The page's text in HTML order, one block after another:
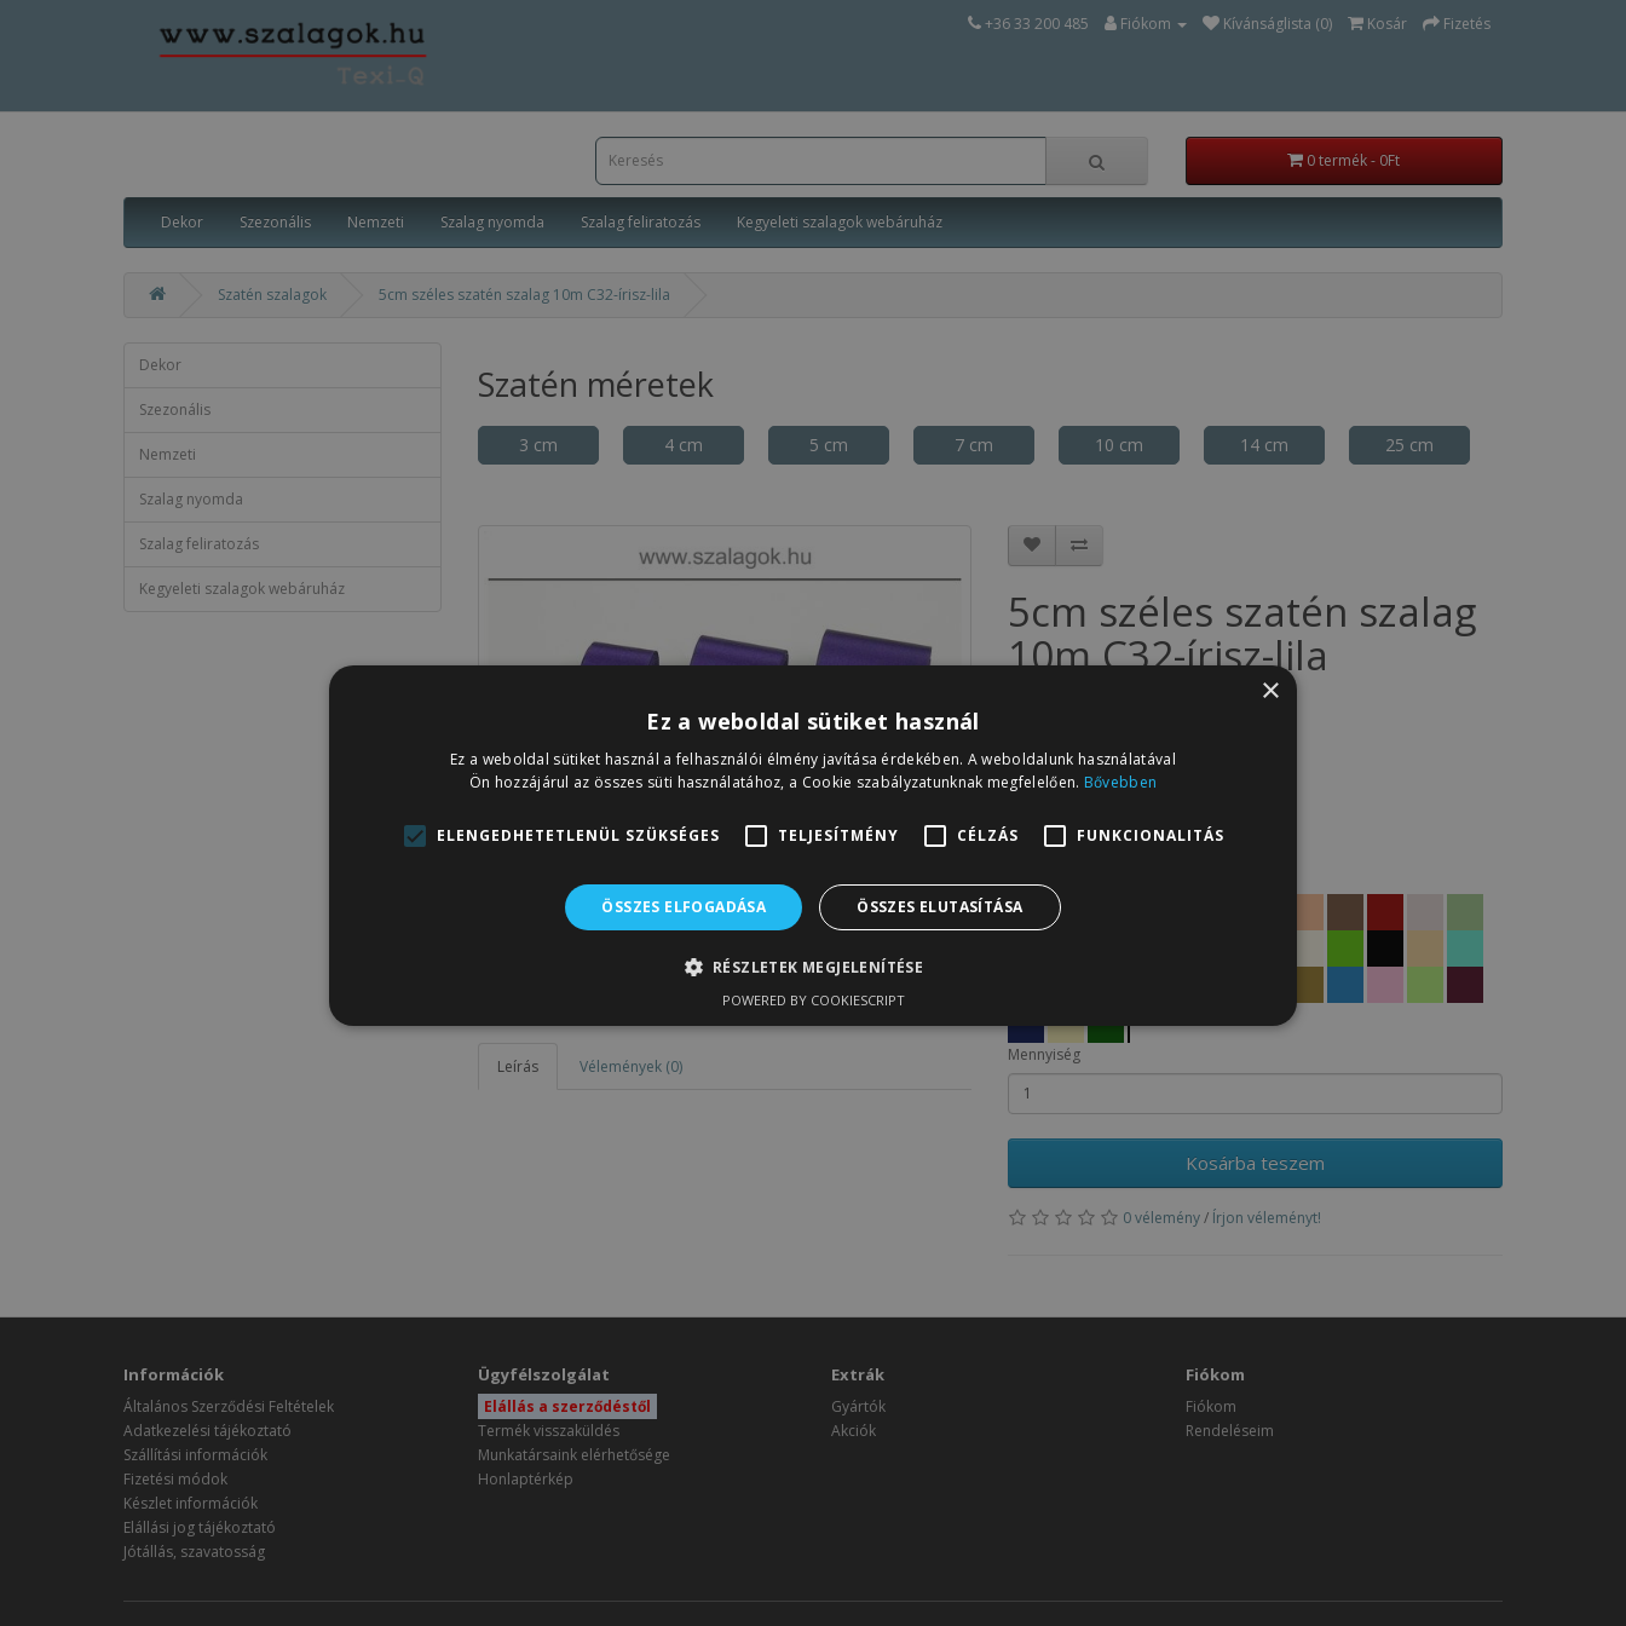
+36 33 200 485 Fiókom Kívánságlista (0) Kosár Fizetés
0 termék - 0Ft
Dekor Szezonális Nemzeti Szalag nyomda Szalag feliratozás Kegyeleti szalagok webáruház
Szatén szalagok 5cm széles szatén szalag 10m C32-írisz-lila
Dekor
Szezonális
Nemzeti
Szalag nyomda
Szalag feliratozás
Kegyeleti szalagok webáruház
Szatén méretek
3 cm 4 cm 5 cm 7 cm 10 cm 14 cm 25 cm
Leírás Vélemények (0)
5cm széles szatén szalag
10m C32-írisz-lila
780Ft
Nettó ár:
Mennyiség
Kosárba teszem
0 vélemény/ Írjon véleményt!
Információk
Általános Szerződési Feltételek
Adatkezelési tájékoztató
Szállítási információk
Fizetési módok
Készlet információk
Elállási jog tájékoztató
Jótállás, szavatosság
Ügyfélszolgálat
Elállás a szerződéstől
Termék visszaküldés
Munkatársaink elérhetősége
Honlaptérkép
Extrák
Gyártók
Akciók
Fiókom
Fiókom
Rendeléseim
×
Ez a weboldal sütiket használ
Ez a weboldal sütiket használ a felhasználói élmény javítása érdekében. A weboldalunk használatával
Ön hozzájárul az összes süti használatához, a Cookie szabályzatunknak megfelelően. Bővebben
ELENGEDHETETLENÜL SZÜKSÉGES TELJESÍTMÉNY CÉLZÁS FUNKCIONALITÁS
ÖSSZES ELFOGADÁSA ÖSSZES ELUTASÍTÁSA
RÉSZLETEK MEGJELENÍTÉSE
POWERED BY COOKIESCRIPT